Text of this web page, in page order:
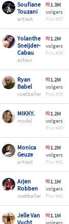
Soufiane
Touzani
artiest
1.3M
volgers
37
Yolanthe
Sneijder-
Cabau
acteur
1.2M
volgers
38
Ryan
Babel
voetballer
1.2M
volgers
39
MIKKY.
model
1.2M
volgers
40
Monica
Geuze
artiest
1.2M
volgers
41
Arjen
Robben
voetballer
1.1M
volgers
42
Jelle Van
Vucht
1.1M
volgers